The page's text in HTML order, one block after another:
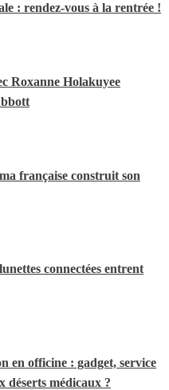
: rendez-vous à la rentrée !
Roxanne Holakuyee
française construit son
connectées entrent
en officine : gadget, service
déserts médicaux ?